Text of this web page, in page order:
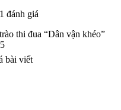
đánh giá
thi đua “Dân vận khéo”
5
bài viết